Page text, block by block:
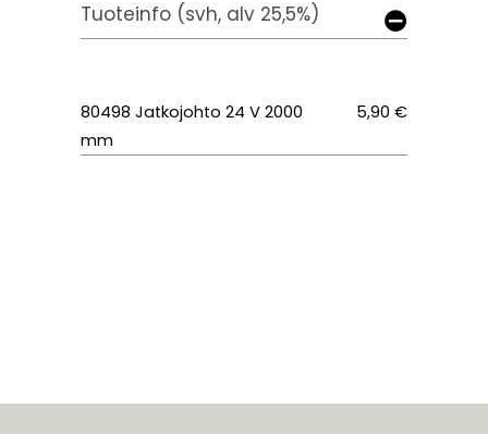
Tuoteinfo (svh, alv 25,5%)
80498 Jatkojohto 24 V 2000
mm
5,90 €